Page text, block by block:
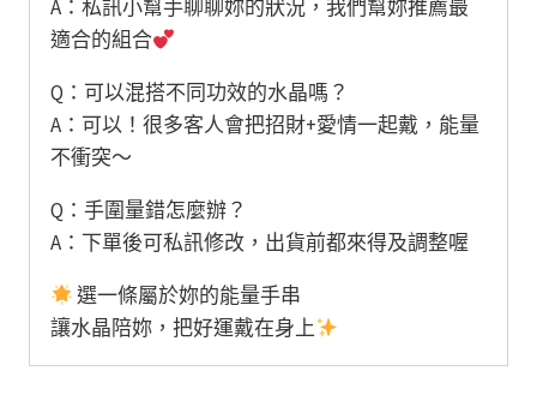
A：私訊小幫手聊聊妳的狀況，我們幫妳推薦最
適合的組合
Q：可以混搭不同功效的水晶嗎？
A：可以！很多客人會把招財+愛情一起戴，能量
不衝突～
Q：手圍量錯怎麼辦？
A：下單後可私訊修改，出貨前都來得及調整喔
選一條屬於妳的能量手串
讓水晶陪妳，把好運戴在身上